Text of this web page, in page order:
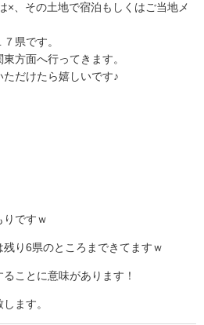
×、その土地で宿泊もしくはご当地メ
県です。
方面へ行ってきます。
だけたら嬉しいです♪
りですｗ
り6県のところまできてますｗ
ことに意味があります！
ます。